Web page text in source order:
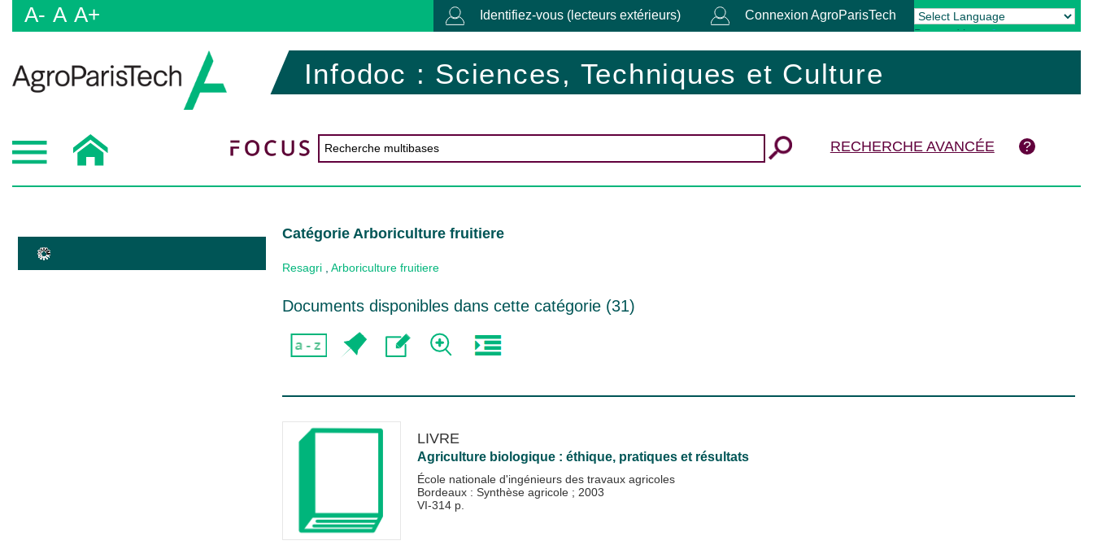
A- A A+ Identifiez-vous (lecteurs extérieurs) Connexion AgroParisTech
Powered by Translate
Infodoc : Sciences, Techniques et Culture
RECHERCHE AVANCÉE
Catégorie Arboriculture fruitiere
Resagri Arboriculture fruitiere
Documents disponibles dans cette catégorie (31)
LIVRE
Agriculture biologique : éthique, pratiques et résultats
École nationale d'ingénieurs des travaux agricoles
Bordeaux : Synthèse agricole ; 2003
VI-314 p.